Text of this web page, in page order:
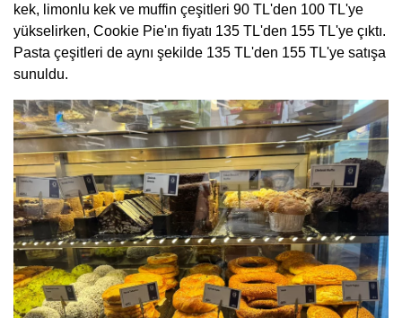
kek, limonlu kek ve muffin çeşitleri 90 TL'den 100 TL'ye
yükselirken, Cookie Pie'ın fiyatı 135 TL'den 155 TL'ye çıktı.
Pasta çeşitleri de aynı şekilde 135 TL'den 155 TL'ye satışa
sunuldu.